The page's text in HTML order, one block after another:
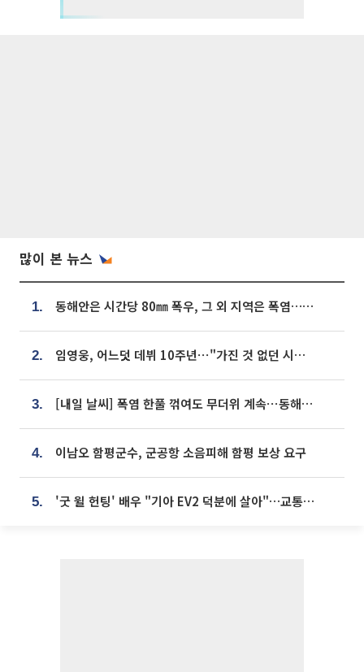
많이 본 뉴스
1. 동해안은 시간당 80㎜ 폭우, 그 외 지역은 폭염…‘극과 극 날씨’
2. 임영웅, 어느덧 데뷔 10주년⋯"가진 것 없던 시절, 내 앞엔 20명의 팬뿐"
3. [내일 날씨] 폭염 한풀 꺾여도 무더위 계속⋯동해안 이틀 연속 비
4. 이남오 함평군수, 군공항 소음피해 함평 보상 요구
5. '굿 윌 헌팅' 배우 "기아 EV2 덕분에 살아"…교통사고 후 안전성 극찬